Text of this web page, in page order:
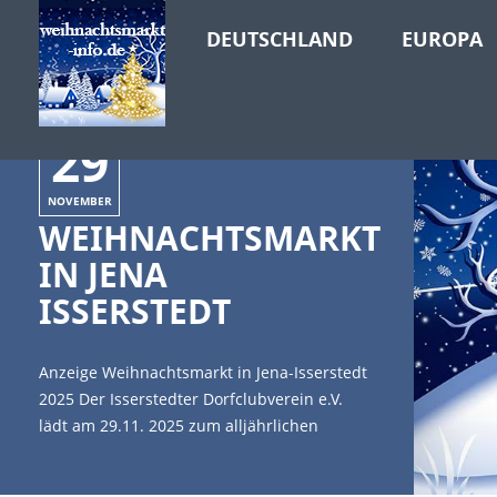
DEUTSCHLAND EUROPA
29
NOVEMBER
WEIHNACHTSMARKT
IN JENA
ISSERSTEDT
Anzeige Weihnachtsmarkt in Jena-Isserstedt
2025 Der Isserstedter Dorfclubverein e.V.
lädt am 29.11. 2025 zum alljährlichen